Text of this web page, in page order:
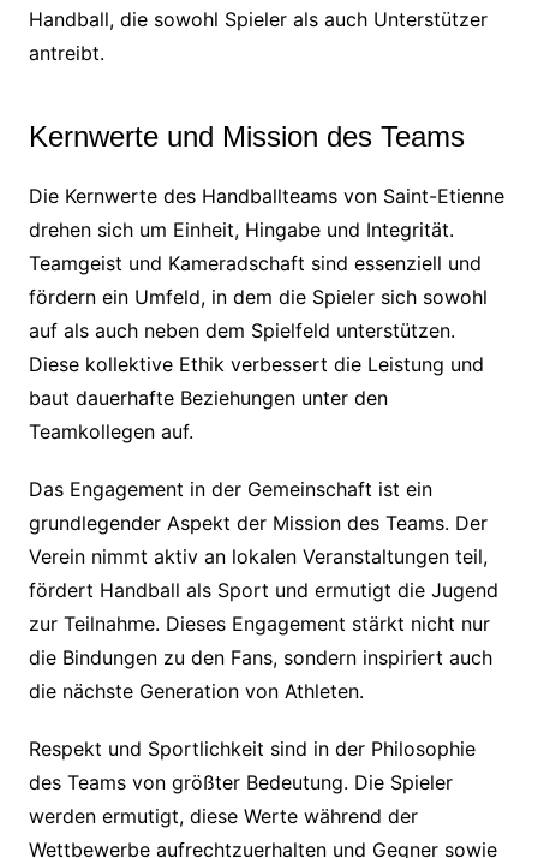
Handball, die sowohl Spieler als auch Unterstützer
antreibt.
Kernwerte und Mission des Teams
Die Kernwerte des Handballteams von Saint-Etienne
drehen sich um Einheit, Hingabe und Integrität.
Teamgeist und Kameradschaft sind essenziell und
fördern ein Umfeld, in dem die Spieler sich sowohl
auf als auch neben dem Spielfeld unterstützen.
Diese kollektive Ethik verbessert die Leistung und
baut dauerhafte Beziehungen unter den
Teamkollegen auf.
Das Engagement in der Gemeinschaft ist ein
grundlegender Aspekt der Mission des Teams. Der
Verein nimmt aktiv an lokalen Veranstaltungen teil,
fördert Handball als Sport und ermutigt die Jugend
zur Teilnahme. Dieses Engagement stärkt nicht nur
die Bindungen zu den Fans, sondern inspiriert auch
die nächste Generation von Athleten.
Respekt und Sportlichkeit sind in der Philosophie
des Teams von größter Bedeutung. Die Spieler
werden ermutigt, diese Werte während der
Wettbewerbe aufrechtzuerhalten und Gegner sowie